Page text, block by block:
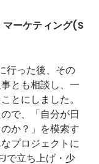
ーケティング(S
行った後、その
とも相談し、一
とにしました。
で、「自分が日
か？」を模索す
プロジェクトに
で立ち上げ・少